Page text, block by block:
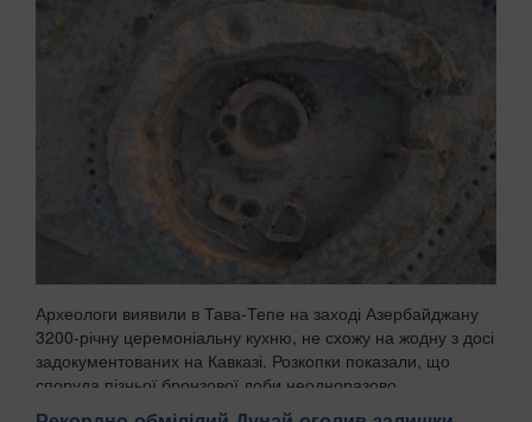
Археологи виявили в Тава-Тепе на заході Азербайджану
3200-річну церемоніальну кухню, не схожу на жодну з досі
задокументованих на Кавказі. Розкопки показали, що
споруда пізньої бронзової доби неодноразово
перебудовувалась протягом поколінь, а попередні...